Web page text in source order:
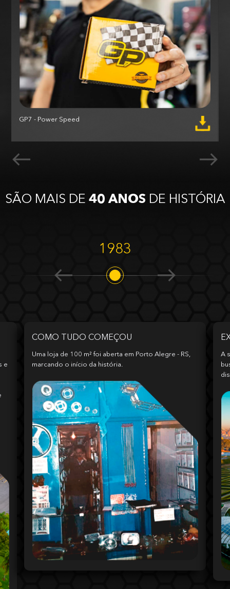
GP7 - Power Speed
SÃO MAIS DE 40 ANOS DE HISTÓRIA
1983
e
COMO TUDO COMEÇOU
Uma loja de 100 m² foi aberta em Porto Alegre - RS,
marcando o início da história.
A